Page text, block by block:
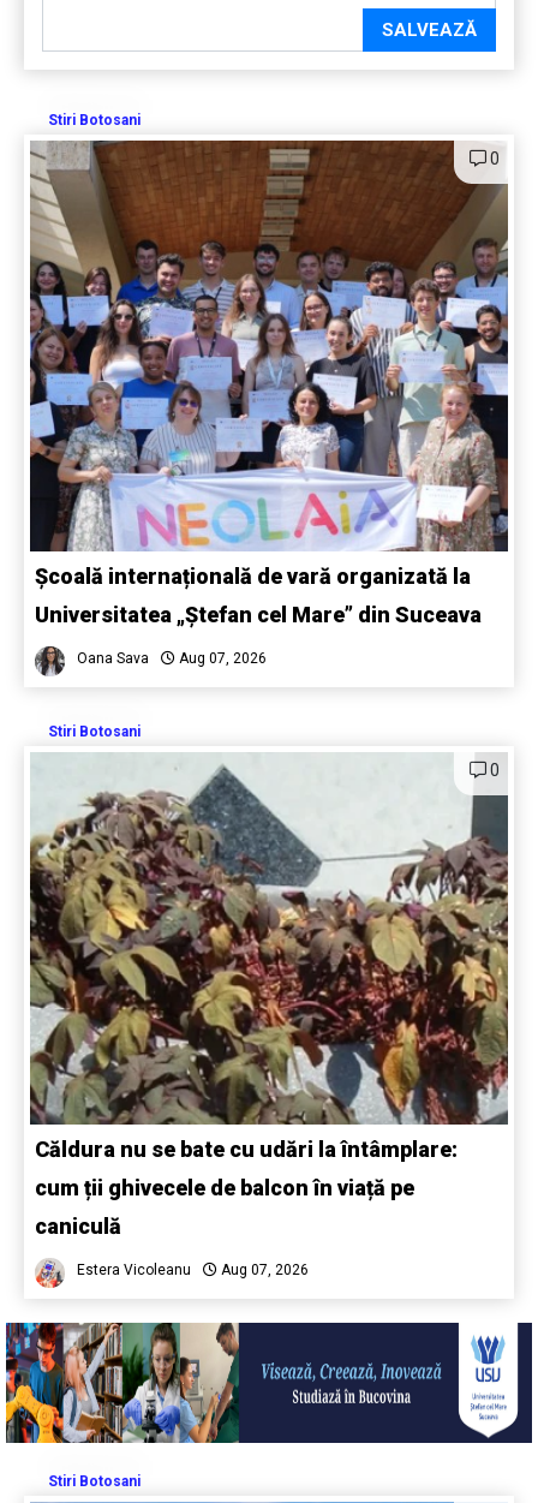
SALVEAZĂ
Stiri Botosani
0
Școală internațională de vară organizată la
Universitatea „Ștefan cel Mare” din Suceava
Oana Sava Aug 07, 2026
Stiri Botosani
0
Căldura nu se bate cu udări la întâmplare:
cum ții ghivecele de balcon în viață pe
caniculă
Estera Vicoleanu Aug 07, 2026
Stiri Botosani